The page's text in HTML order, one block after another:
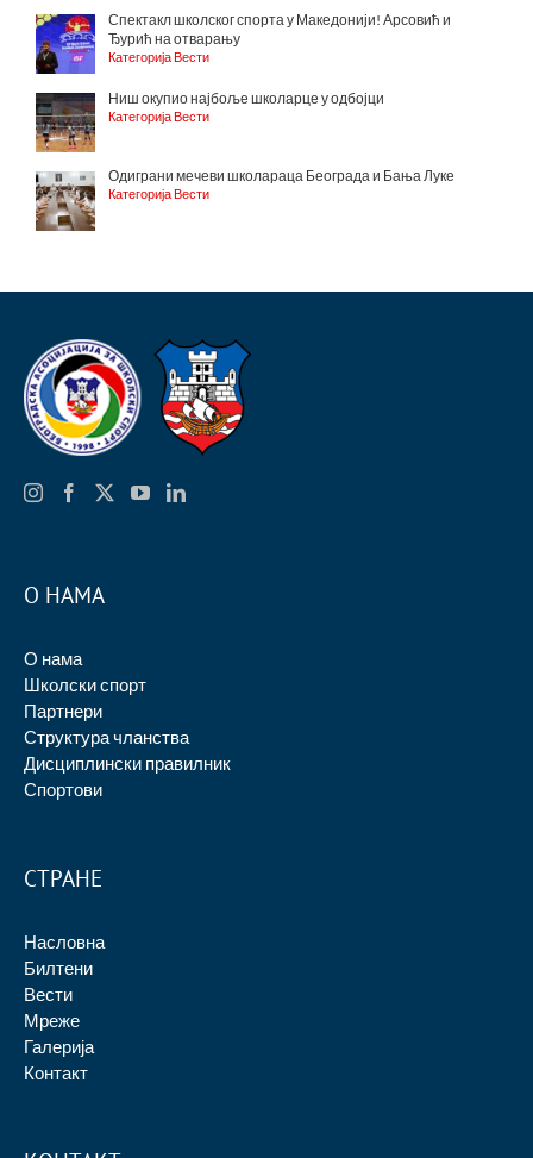
Спектакл школског спорта у Македонији! Арсовић и
Ђурић на отварању
Категорија Вести
Ниш окупио најбоље школарце у одбојци
Категорија Вести
Одиграни мечеви школараца Београда и Бања Луке
Категорија Вести
О НАМА
О нама
Школски спорт
Партнери
Структура чланства
Дисциплински правилник
Спортови
СТРАНЕ
Насловна
Билтени
Вести
Мреже
Галерија
Контакт